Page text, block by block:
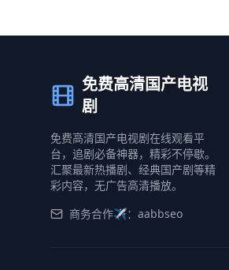
免费高清国产电视
剧
免费高清国产电视剧在线观看平
台，追剧必备神器，精彩不停歇。
汇聚最新热播剧、经典国产剧等精
彩内容，无广告高清播放。
商务合作✈️：aabbseo